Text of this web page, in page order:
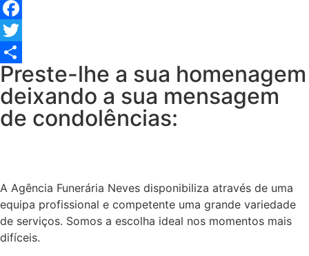
Facebook
Twitter
Share
Preste-lhe a sua homenagem
deixando a sua mensagem
de condolências:
A Agência Funerária Neves disponibiliza através de uma
equipa profissional e competente uma grande variedade
de serviços. Somos a escolha ideal nos momentos mais
difíceis.